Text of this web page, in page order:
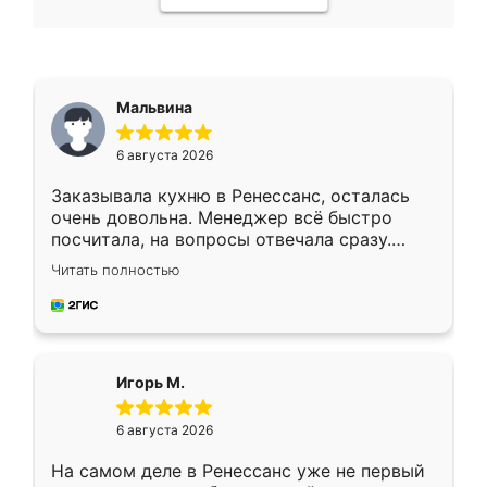
Мальвина
6 августа 2026
Заказывала кухню в Ренессанс, осталась
очень довольна. Менеджер всё быстро
посчитала, на вопросы отвечала сразу.
Замерщик приехал в субботу, подошёл к
делу со всей ответственностью. Собрали
за день, ребята работали аккуратно, даже
Читать полностью
Игорь М.
6 августа 2026
На самом деле в Ренессанс уже не первый